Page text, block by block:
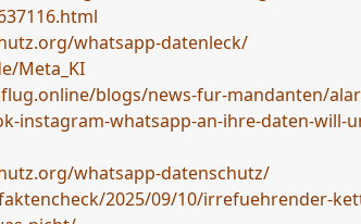
whatsapp-datenleck/
Meta_KI
blogs/news-fur-mandanten/
instagram-whatsapp-an-ihre-daten-will-
whatsapp-datenschutz/
2025/09/10/irrefuehrender-